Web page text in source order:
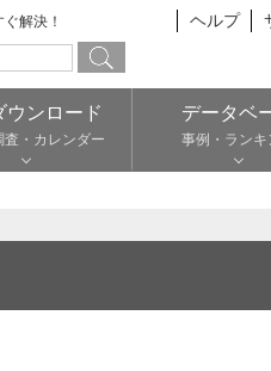
解決！ ヘルプ
ウンロード
査・カレンダー
データベ
事例・ランキ